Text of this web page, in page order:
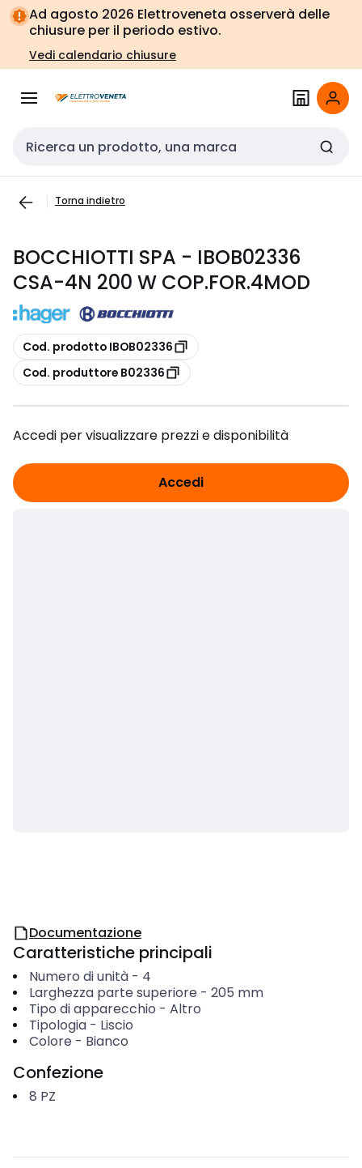
Vai alla
navigazione
Vai
alla
pagina
Ad agosto 2026 Elettroveneta osserverà delle
chiusure per il periodo estivo.
Vedi calendario chiusure
Cerca input
Torna indietro
BOCCHIOTTI SPA - IBOB02336
CSA-4N 200 W COP.FOR.4MOD
copia
Cod. prodotto IBOB02336
copia
Cod. produttore B02336
Accedi per visualizzare prezzi e disponibilità
Accedi
Documentazione
Caratteristiche principali
Numero di unità- 4
Larghezza parte superiore - 205 mm
Tipo di apparecchio - Altro
Tipologia- Liscio
Colore - Bianco
Confezione
8 PZ